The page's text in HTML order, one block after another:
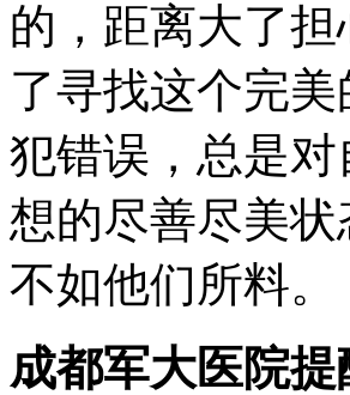
的，距离大了
了寻找这个完
犯错误，总是
想的尽善尽美
不如他们所料。
成都军大医院提